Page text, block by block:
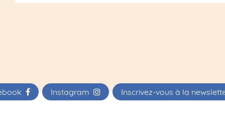
Instagram Inscrivez-vous à la